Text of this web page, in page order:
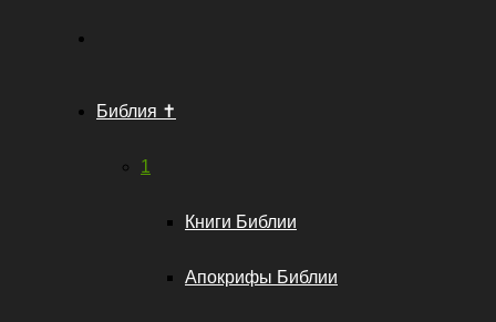
Библия ✝️
1
Книги Библии
Апокрифы Библии